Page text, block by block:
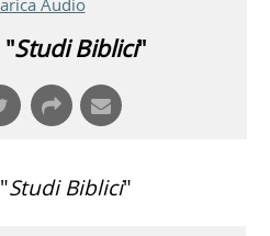
Audio
"Studi Biblici"
Studi Biblici"